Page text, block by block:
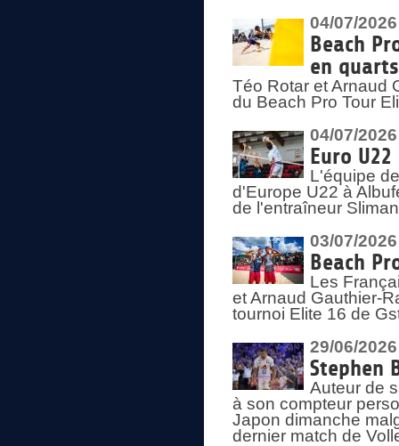
04/07/2026
Beach
en quarts
Téo Rotar et Arnaud
du Beach Pro Tour
04/07/2026
Euro
L'équipe
d'Europe U22 à
de l'entraîneur
03/07/2026
Beach
Les
et Arnaud Gauthier-
tournoi Elite 16 de
29/06/2026
Stephen
Auteur de
à son compteur
Japon dimanche
dernier match de